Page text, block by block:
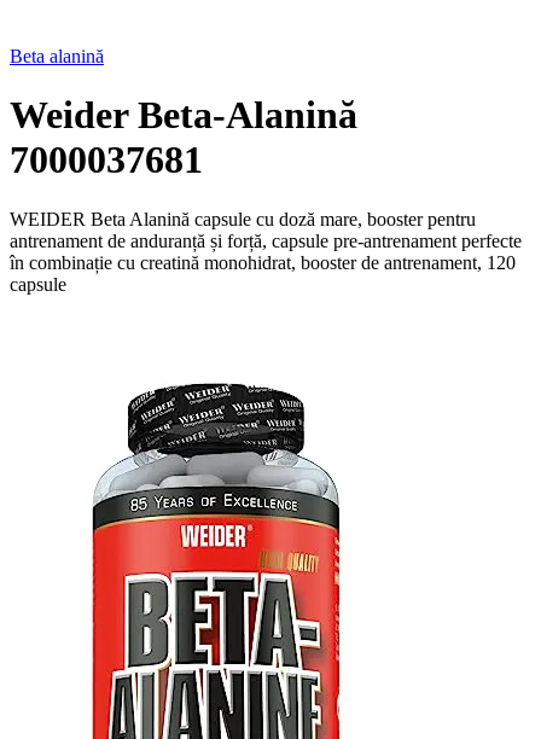
Beta alanină
Weider Beta-Alanină
7000037681
WEIDER Beta Alanină capsule cu doză mare, booster pentru
antrenament de anduranță și forță, capsule pre-antrenament perfecte
în combinație cu creatină monohidrat, booster de antrenament, 120
capsule